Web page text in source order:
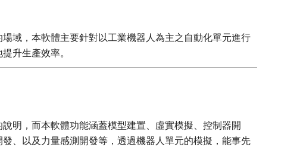
域，本軟體主要針對以工業機器人為主之自動化單元進行
升生產效率。
明，而本軟體功能涵蓋模型建置、虛實模擬、控制器開
、以及力量感測開發等，透過機器人單元的模擬，能事先